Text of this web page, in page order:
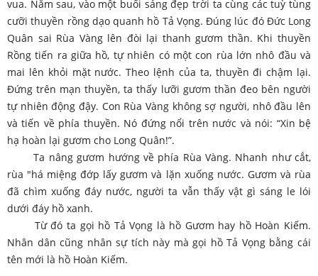
vua. Năm sau, vào một buổi sáng đẹp trời ta cùng các tuỳ tùng
cưỡi thuyền rồng dạo quanh hồ Tả Vọng. Đúng lúc đó Đức Long
Quân sai Rùa Vàng lên đòi lại thanh gươm thần. Khi thuyền
Rồng tiến ra giữa hồ, tự nhiên có một con rùa lớn nhô đầu và
mai lên khỏi mặt nước. Theo lệnh của ta, thuyền đi chậm lại.
Đứng trên mạn thuyền, ta thấy lưỡi gươm thần đeo bên người
tự nhiên động đậy. Con Rùa Vàng không sợ người, nhô đầu lên
và tiến về phía thuyền. Nó đứng nổi trên nước và nói: “Xin bệ
hạ hoàn lại gươm cho Long Quân!”.
Ta nâng gươm hướng về phía Rùa Vàng. Nhanh như cắt,
rùa "há miệng đớp lấy gươm và lặn xuống nước. Gươm và rùa
đã chìm xuống đáy nước, người ta vẫn thấy vật gì sáng le lói
dưới đáy hồ xanh.
Từ đó ta gọi hồ Tả Vọng là hồ Gươm hay hồ Hoàn Kiếm.
Nhân dân cũng nhân sự tích này mà gọi hồ Tả Vọng bằng cái
tên mới là hồ Hoàn Kiếm.